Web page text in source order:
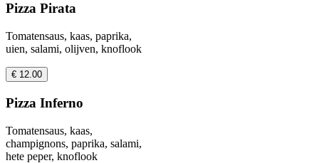
Pizza Pirata
Tomatensaus, kaas, paprika,
uien, salami, olijven, knoflook
€ 12.00
Pizza Inferno
Tomatensaus, kaas,
champignons, paprika, salami,
hete peper, knoflook